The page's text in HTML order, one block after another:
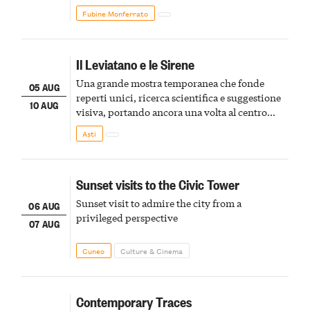
Fubine Monferrato
05 AUG
10 AUG
Il Leviatano e le Sirene
Una grande mostra temporanea che fonde
reperti unici, ricerca scientifica e suggestione
visiva, portando ancora una volta al centro
della scena le meraviglie del passato astigiano
Asti
06 AUG
07 AUG
Sunset visits to the Civic Tower
Sunset visit to admire the city from a
privileged perspective
Cuneo Culture & Cinema
Contemporary Traces